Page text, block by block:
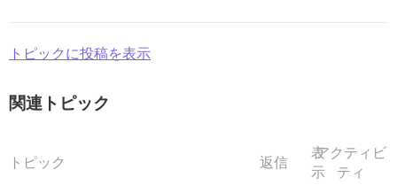
トピックに投稿を表示
関連トピック
トピック 返信
表
示
アクティビ
ティ